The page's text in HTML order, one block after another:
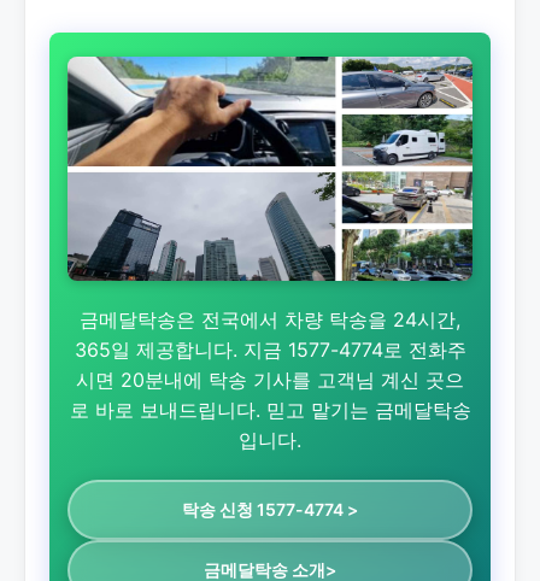
금메달탁송은 전국에서 차량 탁송을 24시간,
365일 제공합니다. 지금 1577-4774로 전화주
시면 20분내에 탁송 기사를 고객님 계신 곳으
로 바로 보내드립니다. 믿고 맡기는 금메달탁송
입니다.
탁송 신청 1577-4774 >
금메달탁송 소개>